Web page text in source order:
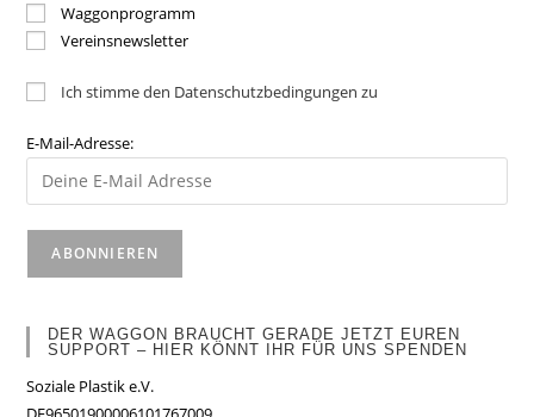
Waggonprogramm
Vereinsnewsletter
Ich stimme den Datenschutzbedingungen zu
E-Mail-Adresse:
DER WAGGON BRAUCHT GERADE JETZT EUREN
SUPPORT – HIER KÖNNT IHR FÜR UNS SPENDEN
Soziale Plastik e.V.